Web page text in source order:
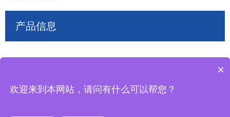
产品信息
×
欢迎来到本网站，请问有什么可以帮您？